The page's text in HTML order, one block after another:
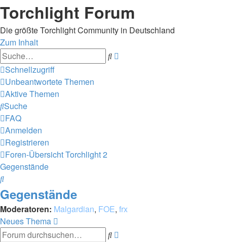
Torchlight Forum
Die größte Torchlight Community in Deutschland
Zum Inhalt
Suche
Schnellzugriff
Unbeantwortete Themen
Aktive Themen
Suche
FAQ
Anmelden
Registrieren
Foren-ÜbersichtTorchlight 2
Gegenstände
Suche
Gegenstände
Moderatoren: Malgardian, FOE, frx
Neues Thema
Suche